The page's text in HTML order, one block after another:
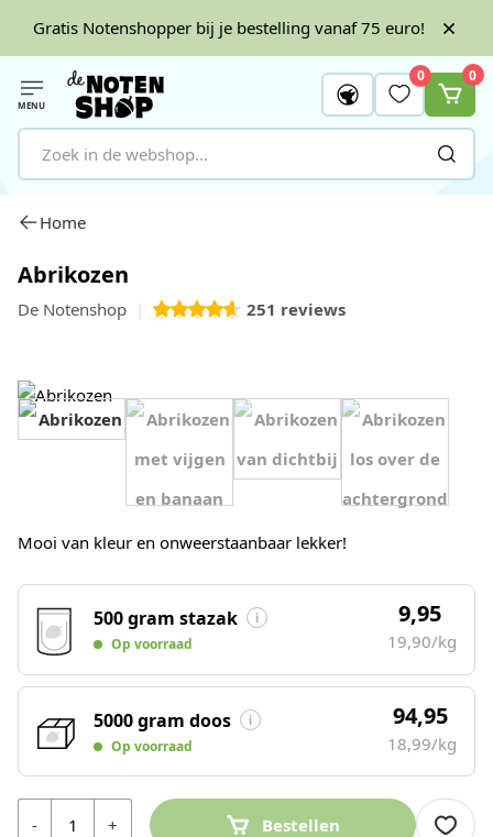
Gratis Notenshopper bij je bestelling vanaf 75 euro!
Ga naar de inhoud
MENU
0 0
Home
Abrikozen
251 reviews
De Notenshop
View image 1View image 2View image 3View
500 gram stazak
Op voorraad
9,95
19,90/kg
5000 gram doos
Op voorraad
94,95
18,99/kg
- + Bestellen
Mooi van kleur en onweerstaanbaar lekker!